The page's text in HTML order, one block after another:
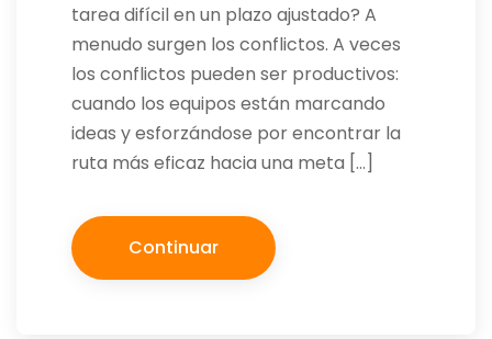
tarea difícil en un plazo ajustado? A
menudo surgen los conflictos. A veces
los conflictos pueden ser productivos:
cuando los equipos están marcando
ideas y esforzándose por encontrar la
ruta más eficaz hacia una meta […]
Continuar